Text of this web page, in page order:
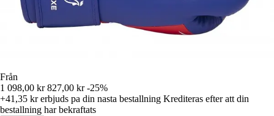
Från
1 098,00 kr 827,00 kr -25%
+41,35 krerbjuds pa din nasta bestallning Krediteras efter att din
bestallning har bekraftats